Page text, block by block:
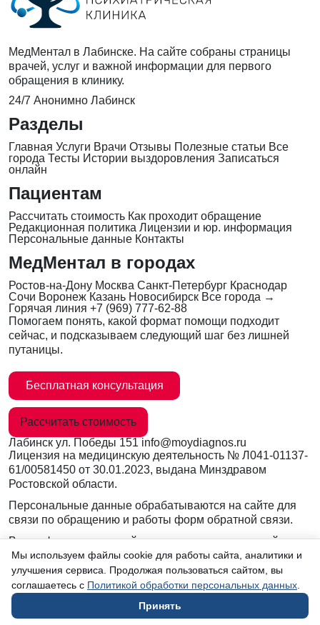
МедМентал в Лабинске. На сайте собраны страницы
врачей, услуг и важной информации для первого
обращения в клинику.
24/7 Анонимно Лабинск
Разделы
Главная Услуги Врачи Отзывы Полезные статьи Все
города Тесты Истории выздоровления Записаться
онлайн
Пациентам
Рассчитать стоимость Как проходит обращение
Редакционная политика Лицензии и юр. информация
Персональные данные Контакты
МедМентал в городах
Ростов-на-Дону Москва Санкт-Петербург Краснодар
Сочи Воронеж Казань Новосибирск Все города →
Горячая линия +7 (969) 777-62-88
Помогаем понять, какой формат помощи подходит
сейчас, и подсказываем следующий шаг без лишней
путаницы.
Бесплатная консультация
Рассчитать стоимость
Лабинск ул. Победы 151 info@moydiagnos.ru
Лицензия на медицинскую деятельность № Л041-01137-
61/00581450 от 30.01.2023, выдана Минздравом
Ростовской области.
Персональные данные обрабатываются на сайте для
связи по обращению и работы форм обратной связи.
Вся информация на сайте носит ознакомительный
характер и не заменяет очную консультацию врача.
Консультации по телефону и в мессенджерах не
являются медицинской услугой.
Согласие на обработку данных
Юридическая информация
Мы используем файлы cookie для работы сайта, аналитики и
улучшения сервиса. Продолжая пользоваться сайтом, вы
соглашаетесь с Политикой обработки персональных данных
Принять